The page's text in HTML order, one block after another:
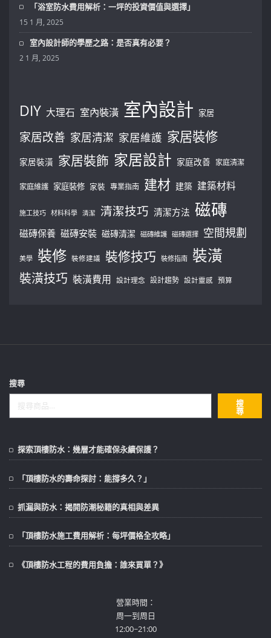
「浴室防水費用解析：一坪的投資價值與選擇」
15 1 月, 2025
室內設計師的學歷之路：是否真有必要？
2 1 月, 2025
DIY 大理石 室內裝潢 室內設計 家居
家居改善 家居清潔 家居維護 家居裝修
家居裝潢 家居裝飾 家居設計 家庭改善 家庭清潔
家庭維護 家庭裝修 家裝 專業指南 建材 建築 建築材料
施工技巧 材料科學 清潔 清潔技巧 清潔方法 磁磚
磁磚保養 磁磚安裝 磁磚清潔 磁磚維護 磁磚選擇 空間規劃
美學 裝修 裝修建議 裝修技巧 裝修指南 裝潢
裝潢技巧 裝潢費用 設計理念 設計趨勢 設計靈感 預算
搜尋
搜
尋
探索頂樓防水：幾層才能確保永續保護？
「頂樓防水的壽命探討：能撐多久？」
抓漏與防水：揭開防潮秘籍的真相與差異
「頂樓防水施工費用解析：每坪價格全攻略」
《頂樓防水工程的費用負擔：誰來買單？》
營業時間：
周一到周日
12:00~21:00